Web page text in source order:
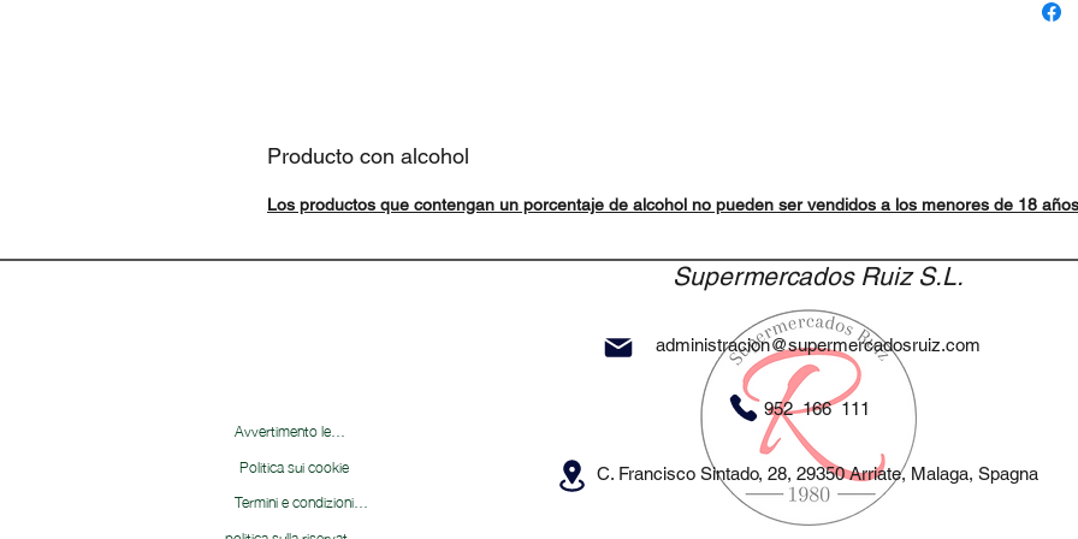
Producto con alcohol
Los productos que contengan un porcentaje de alcohol no pueden ser vendidos a los menores de 18
Supermercados Ruiz S.L.
Avvertimento legale
Politica sui cookie
Termini e condizioni&nbsp;
administracion@supermercadosruiz.com
952 166 111
C. Francisco Sintado, 28, 29350 Arriate, Malaga, Spagna